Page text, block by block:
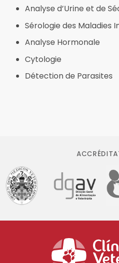
Analyse d’Urine et de
Sérologie des Maladies
Analyse Hormonale
Cytologie
Détection de Parasites